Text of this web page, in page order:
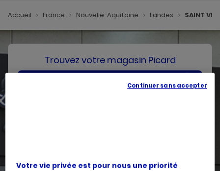
Accueil France Nouvelle-Aquitaine Landes SAINT
Trouvez votre magasin Picard
SE GÉOLOCALISER
Votre vie privée est pour nous une priorité
Continuer sans accepter